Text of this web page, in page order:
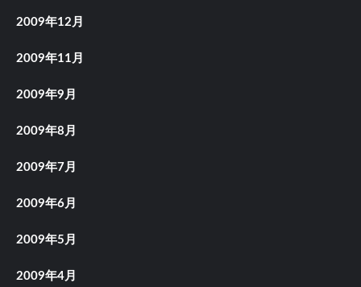
2009年12月
2009年11月
2009年9月
2009年8月
2009年7月
2009年6月
2009年5月
2009年4月